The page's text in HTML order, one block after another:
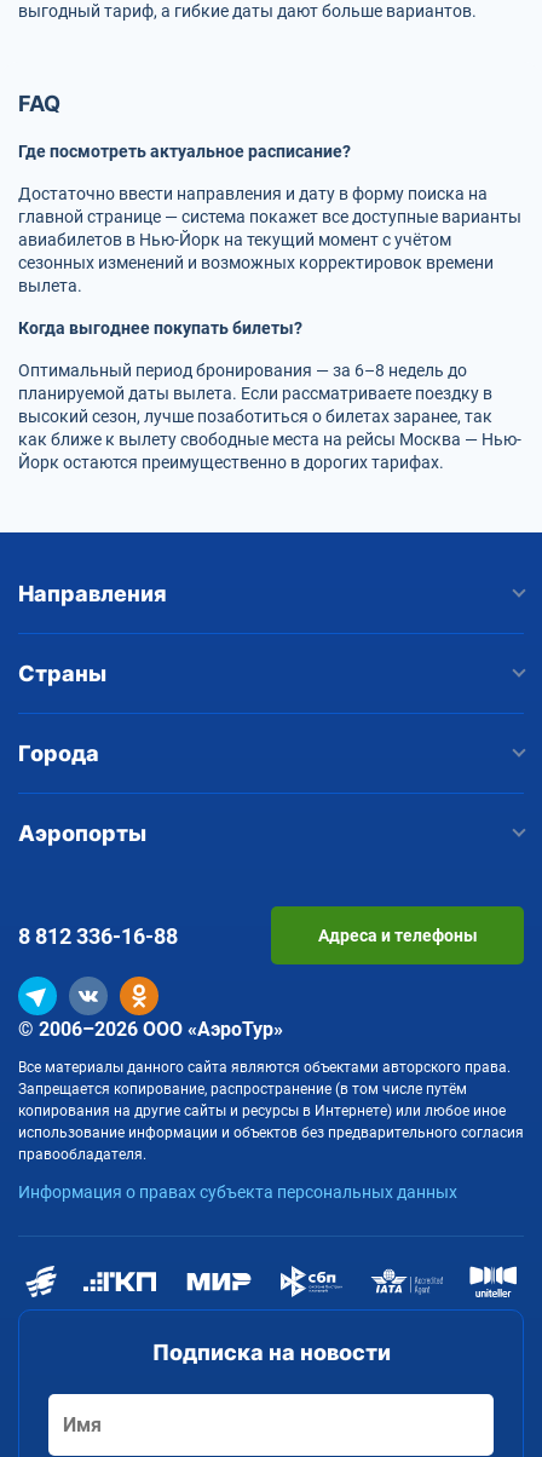
выгодный тариф, а гибкие даты дают больше вариантов.
FAQ
Где посмотреть актуальное расписание?
Достаточно ввести направления и дату в форму поиска на
главной странице — система покажет все доступные варианты
авиабилетов в Нью-Йорк на текущий момент с учётом
сезонных изменений и возможных корректировок времени
вылета.
Когда выгоднее покупать билеты?
Оптимальный период бронирования — за 6–8 недель до
планируемой даты вылета. Если рассматриваете поездку в
высокий сезон, лучше позаботиться о билетах заранее, так
как ближе к вылету свободные места на рейсы Москва — Нью-
Йорк остаются преимущественно в дорогих тарифах.
Направления
Страны
Города
Аэропорты
Подписка на новости
© 2006–2026 ООО «АэроТур»
Все материалы данного сайта являются объектами авторского права.
Запрещается копирование, распространение (в том числе путём
копирования на другие сайты и ресурсы в Интернете) или любое иное
использование информации и объектов без предварительного согласия
правообладателя.
Информация о правах субъекта персональных данных
8 812336-16-88 Адреса и телефоны